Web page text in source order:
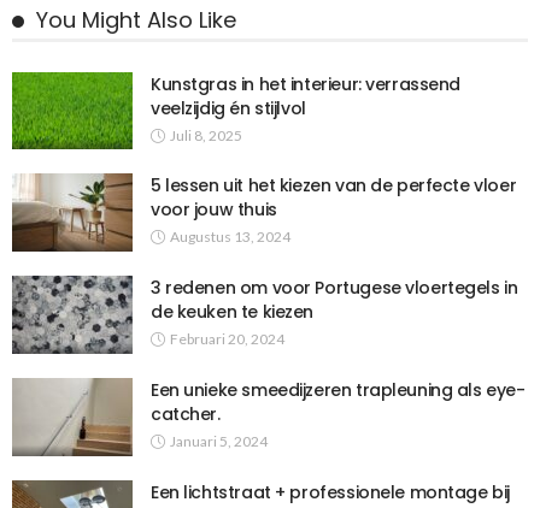
You Might Also Like
Kunstgras in het interieur: verrassend
veelzijdig én stijlvol
Juli 8, 2025
5 lessen uit het kiezen van de perfecte vloer
voor jouw thuis
Augustus 13, 2024
3 redenen om voor Portugese vloertegels in
de keuken te kiezen
Februari 20, 2024
Een unieke smeedijzeren trapleuning als eye-
catcher.
Januari 5, 2024
Een lichtstraat + professionele montage bij